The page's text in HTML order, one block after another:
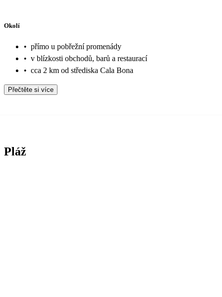
Okolí
• přímo u pobřežní promenády
• v blízkosti obchodů, barů a restaurací
• cca 2 km od střediska Cala Bona
Přečtěte si více
Pláž